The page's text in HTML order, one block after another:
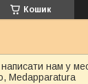
Кошик
нам у
Medapparatura